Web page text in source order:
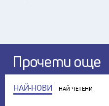
Прочети още
НАЙ-НОВИ НАЙ-ЧЕТЕНИ